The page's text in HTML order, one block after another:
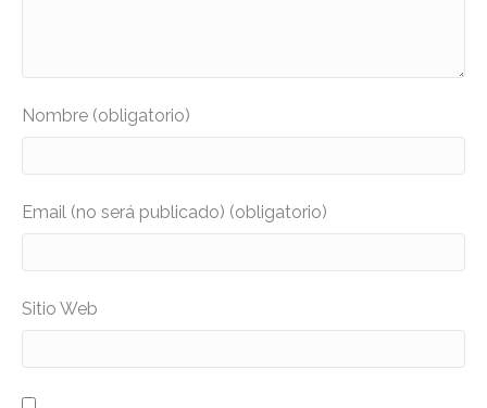
Nombre (obligatorio)
Email (no será publicado) (obligatorio)
Sitio Web